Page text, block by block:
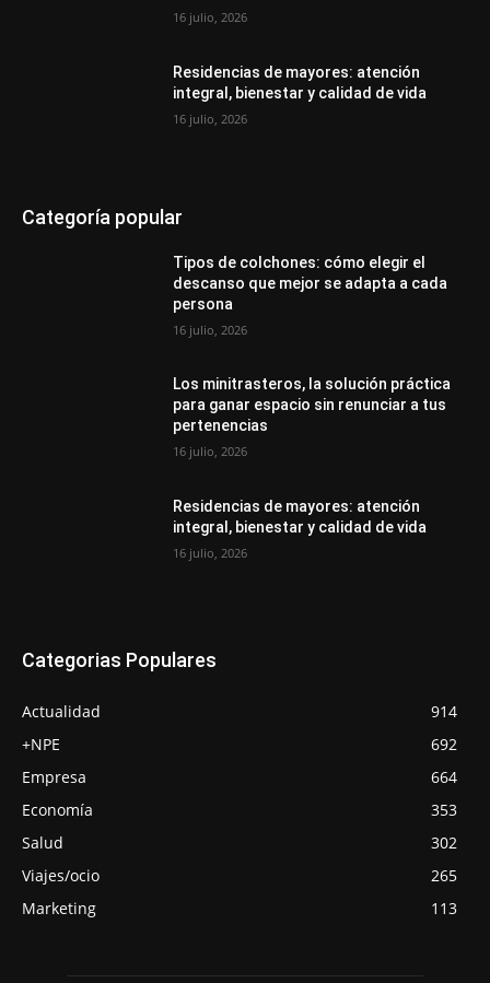
16 julio, 2026
Residencias de mayores: atención
integral, bienestar y calidad de vida
16 julio, 2026
Categoría popular
Tipos de colchones: cómo elegir el
descanso que mejor se adapta a cada
persona
16 julio, 2026
Los minitrasteros, la solución práctica
para ganar espacio sin renunciar a tus
pertenencias
16 julio, 2026
Residencias de mayores: atención
integral, bienestar y calidad de vida
16 julio, 2026
Categorias Populares
Actualidad
914
+NPE
692
Empresa
664
Economía
353
Salud
302
Viajes/ocio
265
Marketing
113